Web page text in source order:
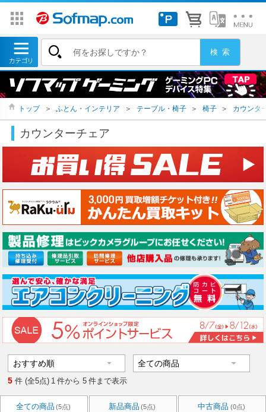
トップ ＞ ふとん・インテリア ＞ テーブル・椅子 ＞ 椅子 ＞ カウンタ
カウンターチェア
5 件 (全5点) 1 件から 5 件まで表示
全ての商品 (5点) 新品商品 (5点) 中古商品 (0点)